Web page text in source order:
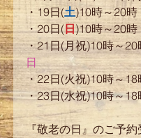
・19日(土)10時～20時
・20日(日)10時～20時
・21日(月祝)10時～20
日
・22日(火祝)10時～
・23日(水祝)10時～
『敬老の日』のご予約